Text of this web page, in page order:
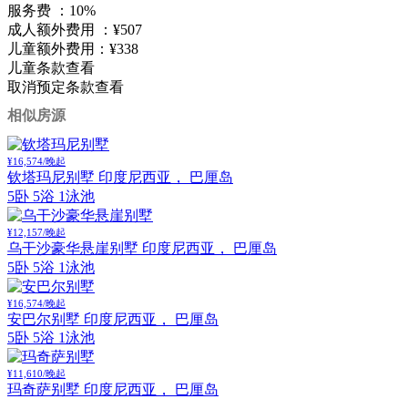
服务费 ： 10%
成人额外费用 ： ¥507
儿童额外费用： ¥338
儿童条款查看
取消预定条款查看
相似房源
¥16,574/晚起
钦塔玛尼别墅 印度尼西亚， 巴厘岛
5卧 5浴 1泳池
¥12,157/晚起
乌干沙豪华悬崖别墅 印度尼西亚， 巴厘岛
5卧 5浴 1泳池
¥16,574/晚起
安巴尔别墅 印度尼西亚， 巴厘岛
5卧 5浴 1泳池
¥11,610/晚起
玛奇萨别墅 印度尼西亚， 巴厘岛